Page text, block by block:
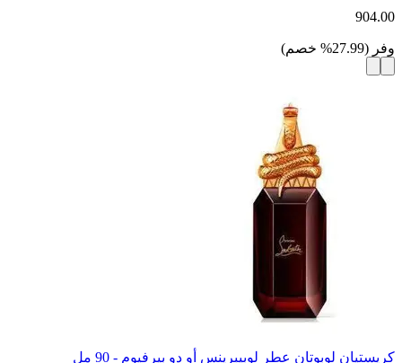
904.00
وفر (
27.99
% خصم)
كريستيان لوبوتان عطر لوبيبرينس أو دو بيرفيوم - 90 مل